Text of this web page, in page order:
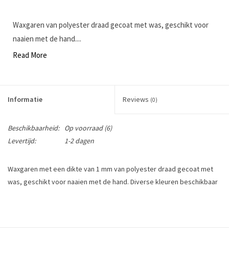
Waxgaren van polyester draad gecoat met was, geschikt voor
naaien met de hand....
Read More
Informatie Reviews (0)
Beschikbaarheid: Op voorraad(6)
Levertijd:
1-2 dagen
Waxgaren met een dikte van 1 mm van polyester draad gecoat met
was, geschikt voor naaien met de hand. Diverse kleuren beschikbaar